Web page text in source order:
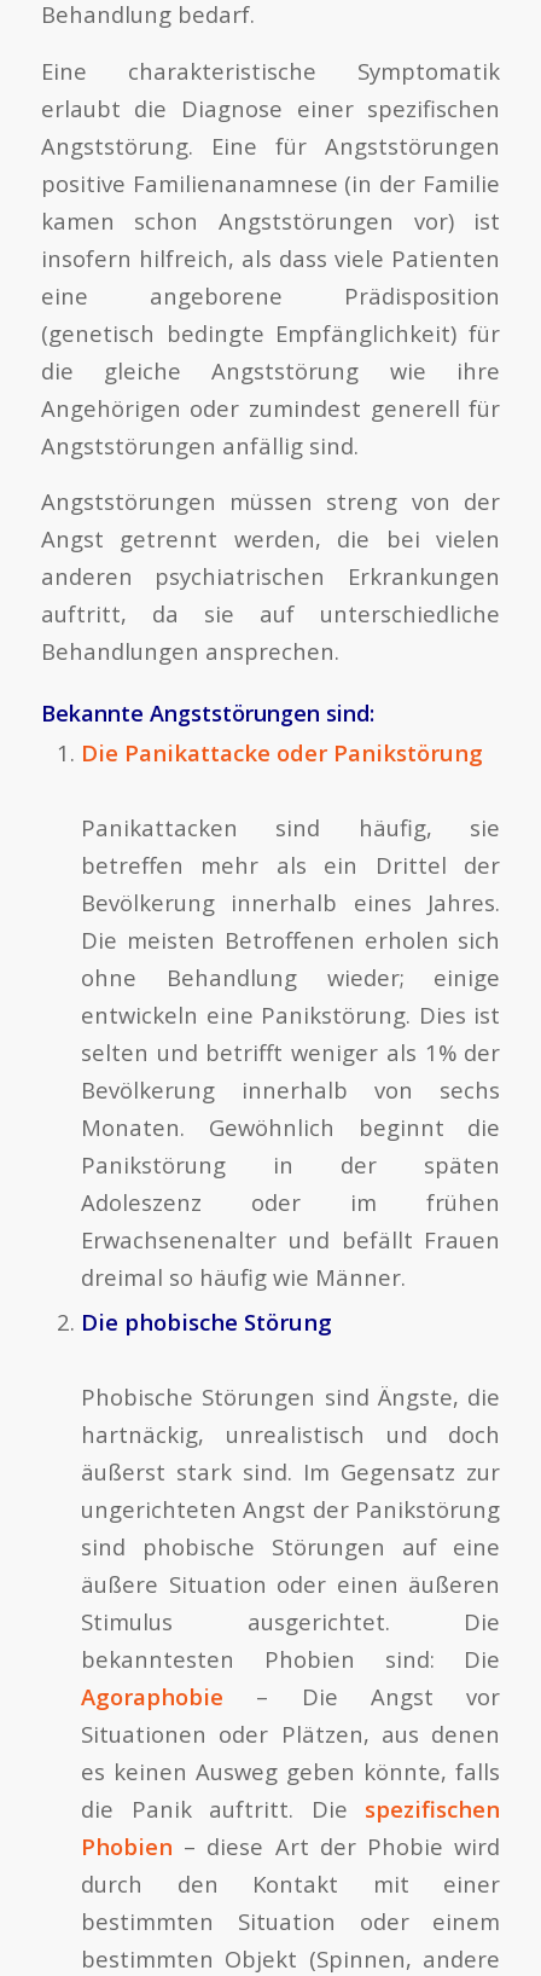
Behandlung bedarf.
Eine charakteristische Symptomatik
erlaubt die Diagnose einer spezifischen
Angststörung. Eine für Angststörungen
positive Familienanamnese (in der Familie
kamen schon Angststörungen vor) ist
insofern hilfreich, als dass viele Patienten
eine angeborene Prädisposition
(genetisch bedingte Empfänglichkeit) für
die gleiche Angststörung wie ihre
Angehörigen oder zumindest generell für
Angststörungen anfällig sind.
Angststörungen müssen streng von der
Angst getrennt werden, die bei vielen
anderen psychiatrischen Erkrankungen
auftritt, da sie auf unterschiedliche
Behandlungen ansprechen.
Bekannte Angststörungen sind:
Die Panikattacke oder Panikstörung
Panikattacken sind häufig, sie
betreffen mehr als ein Drittel der
Bevölkerung innerhalb eines Jahres.
Die meisten Betroffenen erholen sich
ohne Behandlung wieder; einige
entwickeln eine Panikstörung. Dies ist
selten und betrifft weniger als 1% der
Bevölkerung innerhalb von sechs
Monaten. Gewöhnlich beginnt die
Panikstörung in der späten
Adoleszenz oder im frühen
Erwachsenenalter und befällt Frauen
dreimal so häufig wie Männer.
Die phobische Störung
Phobische Störungen sind Ängste, die
hartnäckig, unrealistisch und doch
äußerst stark sind. Im Gegensatz zur
ungerichteten Angst der Panikstörung
sind phobische Störungen auf eine
äußere Situation oder einen äußeren
Stimulus ausgerichtet. Die
bekanntesten Phobien sind: Die
Agoraphobie – Die Angst vor
Situationen oder Plätzen, aus denen
es keinen Ausweg geben könnte, falls
die Panik auftritt. Die spezifischen
Phobien – diese Art der Phobie wird
durch den Kontakt mit einer
bestimmten Situation oder einem
bestimmten Objekt (Spinnen, andere